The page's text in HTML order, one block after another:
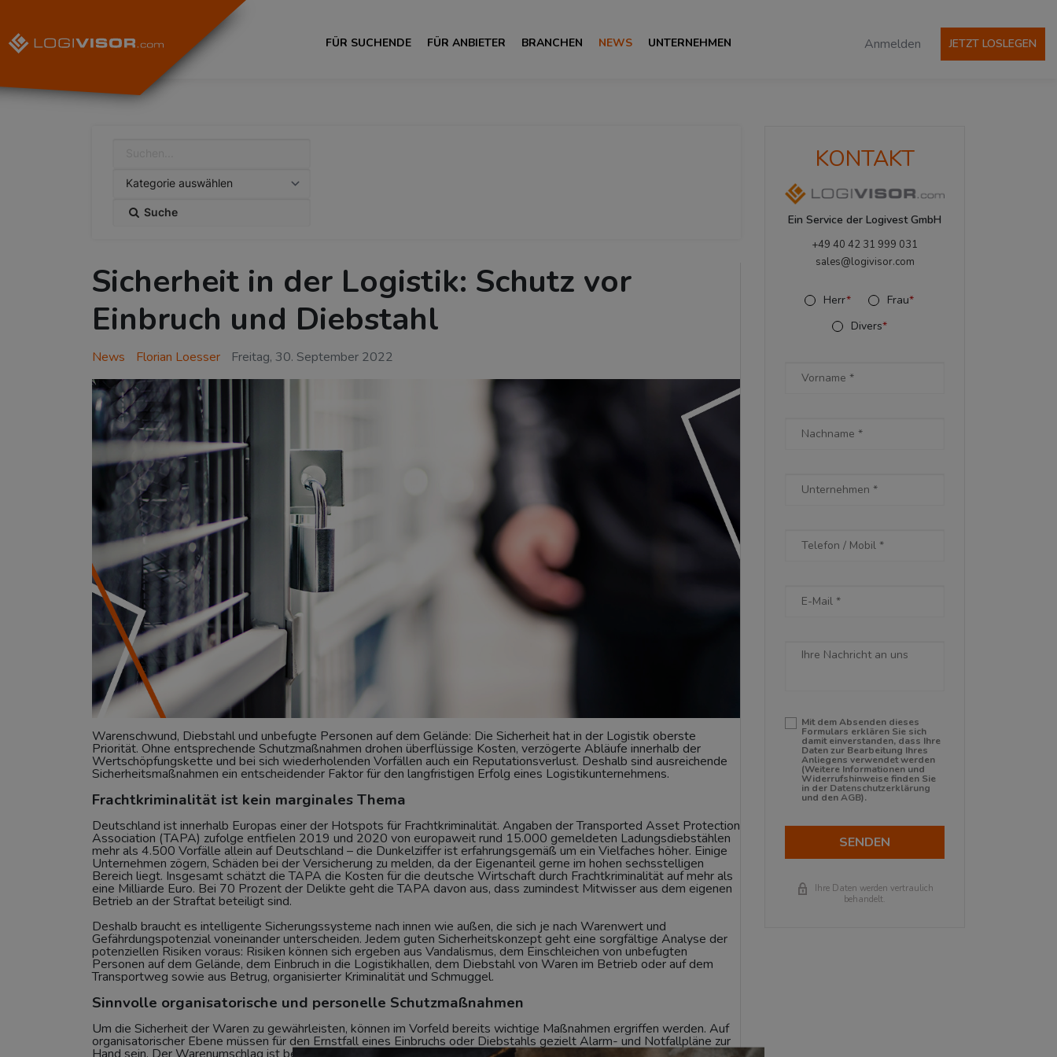
FÜR SUCHENDE FÜR ANBIETER BRANCHEN NEWS UNTERNEHMEN Anmelden JETZT LOSLEGEN
Suche
Sicherheit in der Logistik: Schutz vor
Einbruch und Diebstahl
News Florian Loesser Freitag, 30. September 2022
Warenschwund, Diebstahl und unbefugte Personen auf dem Gelände: Die Sicherheit hat in der Logistik oberste
Priorität. Ohne entsprechende Schutzmaßnahmen drohen überflüssige Kosten, verzögerte Abläufe innerhalb der
Wertschöpfungskette und bei sich wiederholenden Vorfällen auch ein Reputationsverlust. Deshalb sind ausreichende
Sicherheitsmaßnahmen ein entscheidender Faktor für den langfristigen Erfolg eines Logistikunternehmens.
Frachtkriminalität ist kein marginales Thema
Deutschland ist innerhalb Europas einer der Hotspots für Frachtkriminalität. Angaben der Transported Asset Protection
Association (TAPA) zufolge entfielen 2019 und 2020 von europaweit rund 15.000 gemeldeten Ladungsdiebstählen
mehr als 4.500 Vorfälle allein auf Deutschland – die Dunkelziffer ist erfahrungsgemäß um ein Vielfaches höher. Einige
Unternehmen zögern, Schäden bei der Versicherung zu melden, da der Eigenanteil gerne im hohen sechsstelligen
Bereich liegt. Insgesamt schätzt die TAPA die Kosten für die deutsche Wirtschaft durch Frachtkriminalität auf mehr als
eine Milliarde Euro. Bei 70 Prozent der Delikte geht die TAPA davon aus, dass zumindest Mitwisser aus dem eigenen
Betrieb an der Straftat beteiligt sind.
Deshalb braucht es intelligente Sicherungssysteme nach innen wie außen, die sich je nach Warenwert und
Gefährdungspotenzial voneinander unterscheiden. Jedem guten Sicherheitskonzept geht eine sorgfältige Analyse der
potenziellen Risiken voraus: Risiken können sich ergeben aus Vandalismus, dem Einschleichen von unbefugten
Personen auf dem Gelände, dem Einbruch in die Logistikhallen, dem Diebstahl von Waren im Betrieb oder auf dem
Transportweg sowie aus Betrug, organisierter Kriminalität und Schmuggel.
Sinnvolle organisatorische und personelle Schutzmaßnahmen
Um die Sicherheit der Waren zu gewährleisten, können im Vorfeld bereits wichtige Maßnahmen ergriffen werden. Auf
organisatorischer Ebene müssen für den Ernstfall eines Einbruchs oder Diebstahls gezielt Alarm- und Notfallpläne zur
KONTAKT
Ein Service der Logivest GmbH
+49 40 42 31 999 031
sales@logivisor.com
Herr* Frau*
Divers*
Mit dem Absenden dieses
Formulars erklären Sie sich
damit einverstanden, dass Ihre
Daten zur Bearbeitung Ihres
Anliegens verwendet werden
(Weitere Informationen und
Widerrufshinweise finden Sie
in der Datenschutzerklärung
und denAGB).
SENDEN
Ihre Daten werden vertraulich
behandelt.